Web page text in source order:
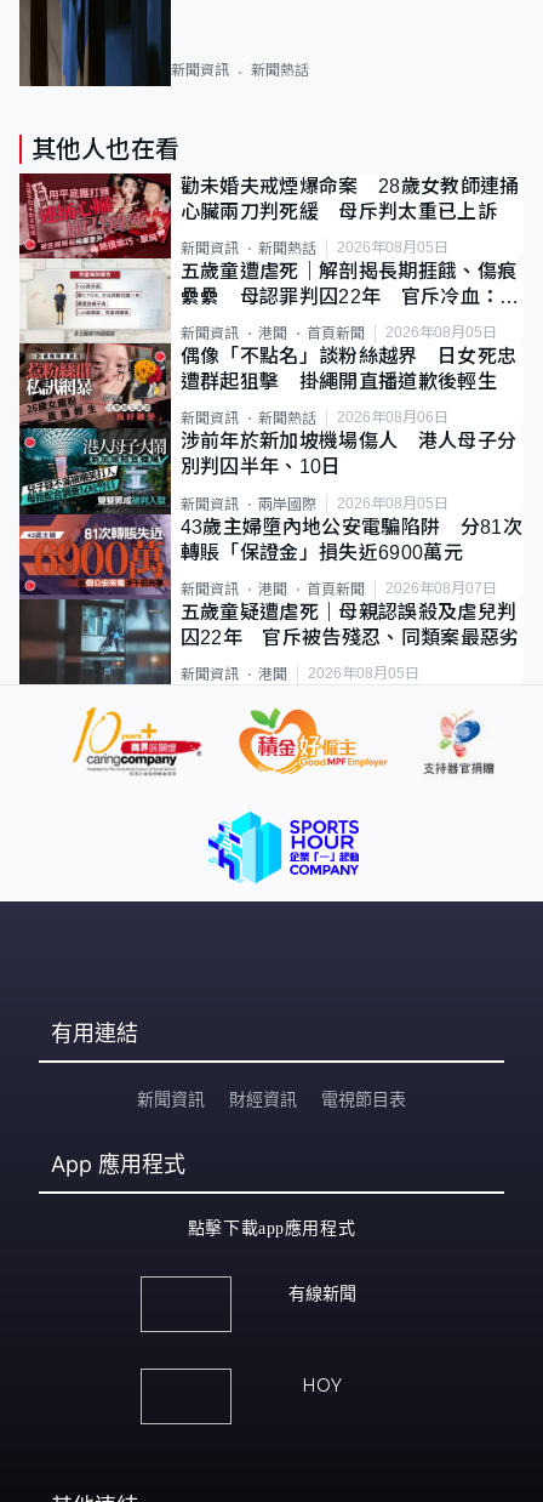
新聞資訊 新聞熱話
其他人也在看
勸未婚夫戒煙爆命案 28歲女教師連捅
心臟兩刀判死緩 母斥判太重已上訴
新聞資訊 新聞熱話 2026年08月05日
五歲童遭虐死｜解剖揭長期捱餓、傷痕
纍纍 母認罪判囚22年 官斥冷血：同
類案最惡劣
新聞資訊 港聞 首頁新聞 2026年08月05日
偶像「不點名」談粉絲越界 日女死忠
遭群起狙擊 掛繩開直播道歉後輕生
新聞資訊 新聞熱話 2026年08月06日
涉前年於新加坡機場傷人 港人母子分
別判囚半年、10日
新聞資訊 兩岸國際 2026年08月05日
43歲主婦墮內地公安電騙陷阱 分81次
轉賬「保證金」損失近6900萬元
新聞資訊 港聞 首頁新聞 2026年08月07日
五歲童疑遭虐死｜母親認誤殺及虐兒判
囚22年 官斥被告殘忍、同類案最惡劣
新聞資訊 港聞 2026年08月05日
有用連結
新聞資訊 財經資訊 電視節目表
App 應用程式
點擊下載app應用程式
有線新聞
HOY